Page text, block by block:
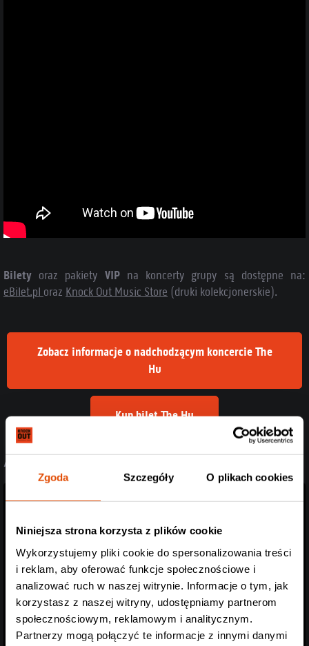
Zgoda Szczegóły O plikach cookies
Niniejsza strona korzysta z plików cookie
Wykorzystujemy pliki cookie do spersonalizowania treści
i reklam, aby oferować funkcje społecznościowe i
analizować ruch w naszej witrynie. Informacje o tym, jak
korzystasz z naszej witryny, udostępniamy partnerom
społecznościowym, reklamowym i analitycznym.
Partnerzy mogą połączyć te informacje z innymi danymi
Bilety oraz pakiety VIPna koncerty grupy są dostępne na:
eBilet.pl oraz Knock Out Music Store (druki kolekcjonerskie).
Zobacz informacje o nadchodzącym koncercie The
Hu
Kup bilet The Hu
// PRZECZYTAJ RÓWNIEŻ